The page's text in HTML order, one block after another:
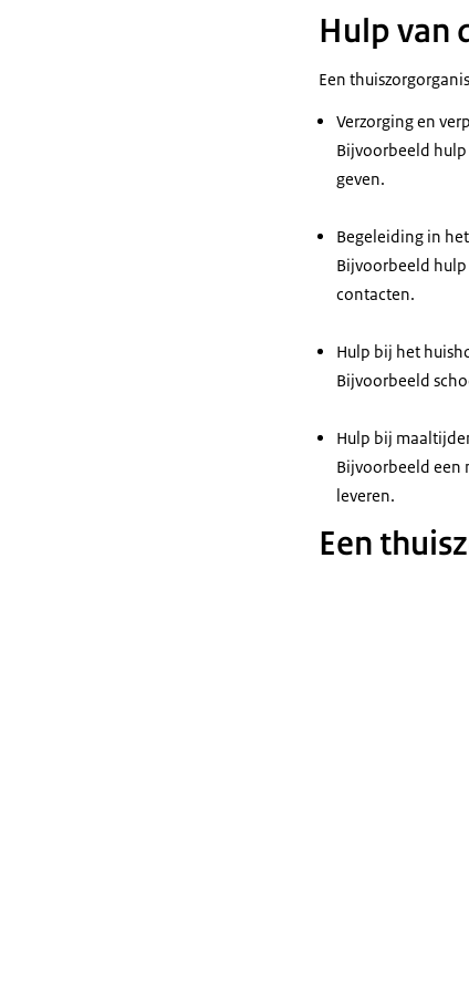
Hulp van
Een
Verzorging en
Bijvoorbeeld
geven.
Begeleiding in
Bijvoorbeeld
contacten.
Hulp bij het
Bijvoorbeeld
Hulp bij
Bijvoorbeeld een
leveren.
Een